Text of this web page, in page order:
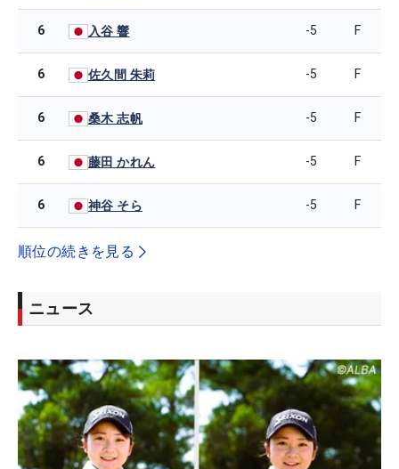
6 入谷 響 -5 F
6 佐久間 朱莉 -5 F
6 桑木 志帆 -5 F
6 藤田 かれん -5 F
6 神谷 そら -5 F
順位の続きを見る
ニュース